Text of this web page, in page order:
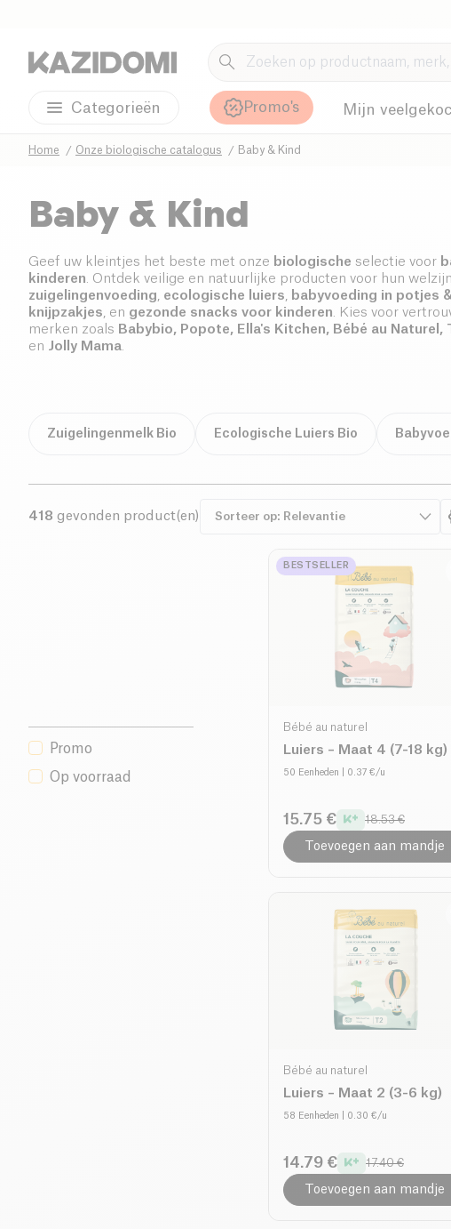
Categorieën Promo's Mijn
Home Onze biologische catalogus Baby & Kind
Baby & Kind
Geef uw kleintjes het beste met onze biologische selectie voor
kinderen . Ontdek veilige en natuurlijke producten voor hun
zuigelingenvoeding ecologische luiers
babyvoeding in potjes
knijpzakjes , en gezonde snacks voor kinderen . Kies voor
merken zoals Babybio, Popote, Ella's Kitchen, Bébé au Naturel,
en Jolly Mama
Zuigelingenmelk Bio Ecologische Luiers Bio
418 gevonden product(en)
Promo
Op voorraad
BESTSELLER
Bébé au naturel
Luiers – Maat 4 (7-18 kg)
50 Eenheden | 0.37 €/u
15.75 € 18.53 €
Toevoegen aan mandje
Bébé au naturel
Luiers – Maat 2 (3-6 kg)
58 Eenheden | 0.30 €/u
14.79 € 17.40 €
Toevoegen aan mandje